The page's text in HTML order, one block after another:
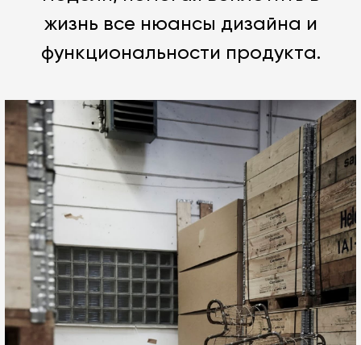
жизнь все нюансы дизайна и
функциональности продукта.